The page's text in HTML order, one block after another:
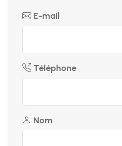
E-mail
Téléphone
Nom